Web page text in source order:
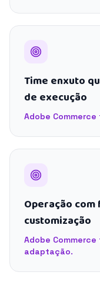
Time enxuto
de execução
Adobe
Operação
customização
Adobe
adaptação.